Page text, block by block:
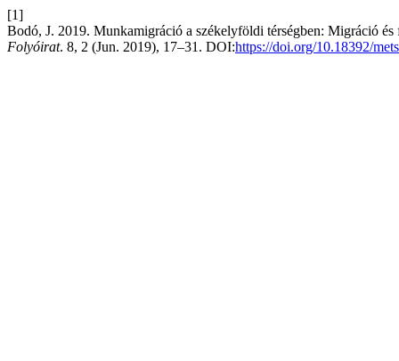
[1]
Bodó, J. 2019. Munkamigráció a székelyföldi térségben: Migráció
Folyóirat. 8, 2 (Jun. 2019), 17–31. DOI:https://doi.org/10.18392/